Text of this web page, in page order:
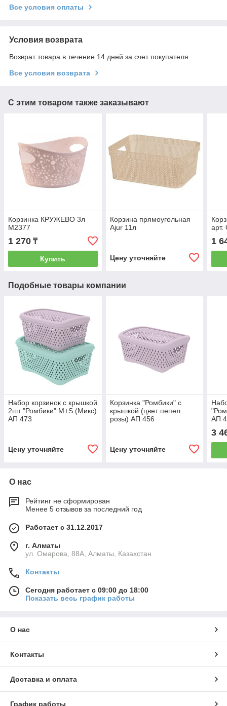
Все условия оплаты
Условия возврата
Возврат товара в течение 14 дней за счет покупателя
Все условия возврата
С этим товаром также заказывают
Корзинка КРУЖЕВО 3л
М2377
1 270 ₸
Купить
Корзина прямоугольная
Ajur 11л
Цену уточняйте
арт.
1
Подобные товары компании
Набор корзинок с крышкой
2шт "Ромбики" M+S (Микс)
АП 473
Цену уточняйте
Корзинка "Ромбики" с
крышкой (цвет пепел
розы) АП 456
Цену уточняйте
АП
3
О нас
Рейтинг не сформирован
Менее 5 отзывов за последний год
Работает с 31.12.2017
г. Алматы
ул. Омарова, 88А, Алматы, Казахстан
Контакты
Сегодня работает с 09:00 до 18:00
Показать весь график работы
О нас
Контакты
Доставка и оплата
График работы